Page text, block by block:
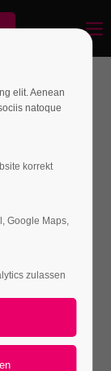
adipiscing
magnis dis
elit. Aenean
natoque
korrekt
Google Maps,
zulassen